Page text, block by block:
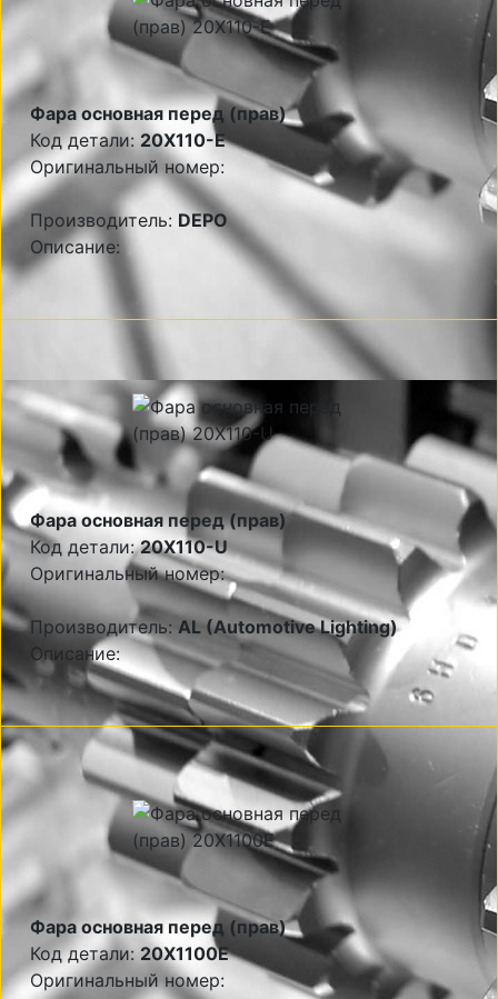
Фара основная перед (прав)
Код детали: 20X110-E
Оригинальный номер:
Производитель: DEPO
Описание:
Фара основная перед (прав)
Код детали:20X110-U
Оригинальный номер:
Производитель: AL (Automotive Lighting)
Описание:
Фара основная перед (прав)
Код детали: 20X1100E
Оригинальный номер: